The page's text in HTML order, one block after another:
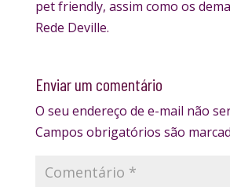
pet friendly, assim como os
Rede Deville.
Enviar um comentário
O seu endereço de e-mail não
Campos obrigatórios são